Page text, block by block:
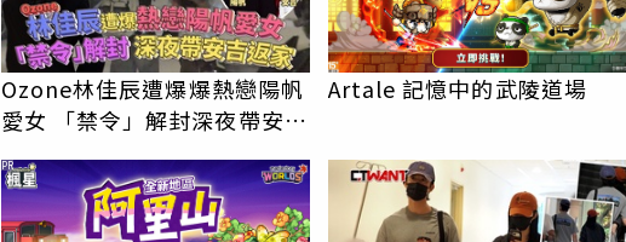
Ozone林佳辰遭爆爆熱戀陽帆
愛女 「禁令」解封深夜帶安吉
返家
Artale 記憶中的武陵道場
PR